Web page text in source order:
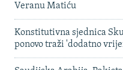
Veranu Matiću
Konstitutivna sjednica
ponovo traži 'dodatno